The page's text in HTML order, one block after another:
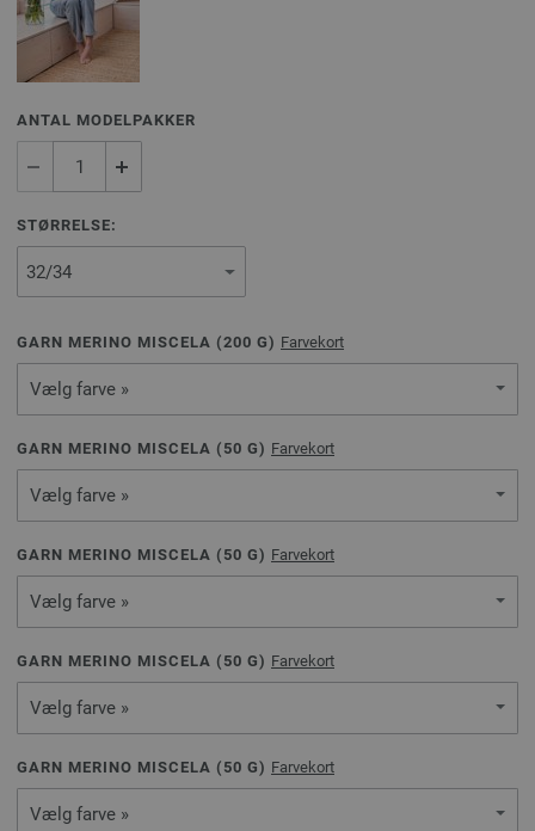
ANTAL MODELPAKKER
STØRRELSE:
GARN MERINO MISCELA (200 G) Farvekort
Vælg farve »
GARN MERINO MISCELA ( 50 G) Farvekort
Vælg farve »
GARN MERINO MISCELA ( 50 G) Farvekort
Vælg farve »
GARN MERINO MISCELA ( 50 G) Farvekort
Vælg farve »
GARN MERINO MISCELA ( 50 G) Farvekort
Vælg farve »